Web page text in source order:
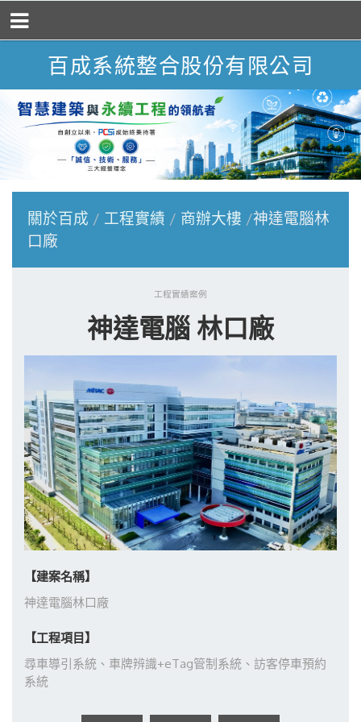
百成系統整合股份有限公司
關於百成 工程實績 商辦大樓
神達電腦林
口廠
工程實績案例
神達電腦 林口廠
【建案名稱】
神達電腦林口廠
【工程項目】
尋車導引系統、車牌辨識+eTag管制系統、訪客停車預約
系統